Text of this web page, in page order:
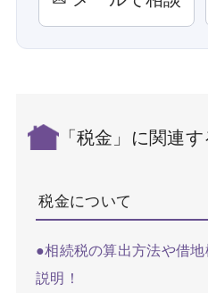
「税金」に関連す
税金について
●相続税の算出方法や借
説明！